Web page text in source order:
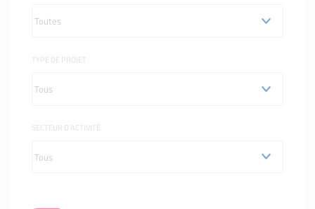
TYPE DE PROJET
SECTEUR D'ACTIVITÉ